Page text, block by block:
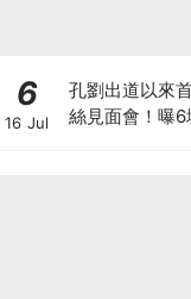
6
16 Jul
孔劉出道以來
絲見面會！曝6